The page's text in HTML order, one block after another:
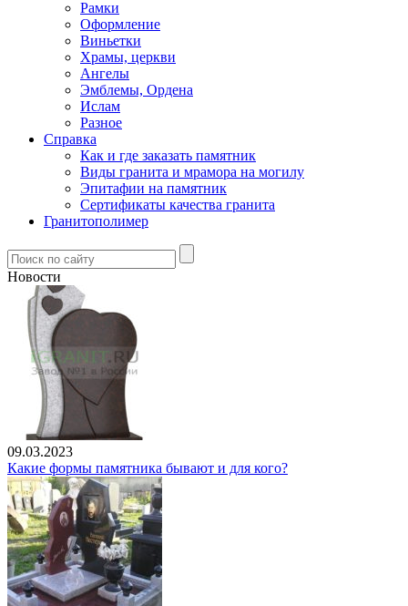
Рамки
Оформление
Виньетки
Храмы, церкви
Ангелы
Эмблемы, Ордена
Ислам
Разное
Справка
Как и где заказать памятник
Виды гранита и мрамора на могилу
Эпитафии на памятник
Сертификаты качества гранита
Гранитополимер
Новости
09.03.2023
Какие формы памятника бывают и для кого?